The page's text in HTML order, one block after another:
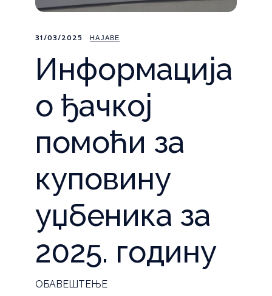
31/03/2025 НАЈАВЕ
Информација
о ђачкој
помоћи за
куповину
уџбеника за
2025. годину
ОБАВЕШТЕЊЕ